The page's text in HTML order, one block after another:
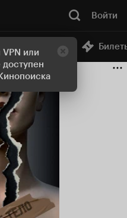
или
Войти
кинотеатр